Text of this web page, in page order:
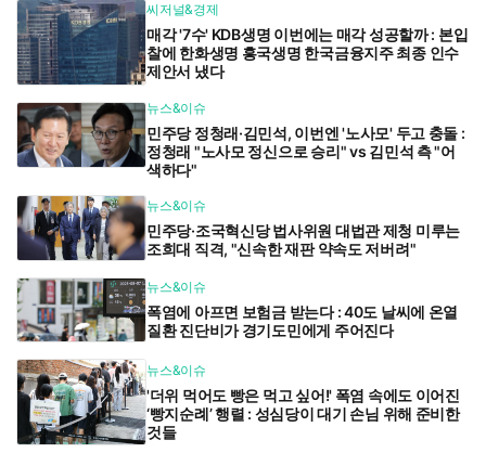
씨저널&경제
매각 '7수' KDB생명 이번에는 매각 성공할까 : 본입
찰에 한화생명 흥국생명 한국금융지주 최종 인수
제안서 냈다
뉴스&이슈
민주당 정청래·김민석, 이번엔 '노사모' 두고 충돌 :
정청래 "노사모 정신으로 승리" vs 김민석 측 "어
색하다"
뉴스&이슈
민주당·조국혁신당 법사위원 대법관 제청 미루는
조희대 직격, "신속한 재판 약속도 저버려"
뉴스&이슈
폭염에 아프면 보험금 받는다 : 40도 날씨에 온열
질환 진단비가 경기도민에게 주어진다
뉴스&이슈
'더위 먹어도 빵은 먹고 싶어!' 폭염 속에도 이어진
‘빵지순례’ 행렬 : 성심당이 대기 손님 위해 준비한
것들